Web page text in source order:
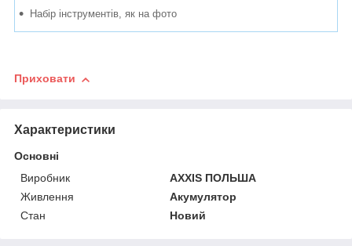
Набір інструментів, як на фото
Приховати
Характеристики
Основні
Виробник
AXXIS ПОЛЬША
Живлення
Акумулятор
Стан
Новий